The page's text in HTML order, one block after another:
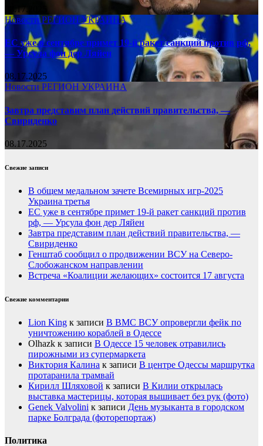
08.17.2025
НовостиРЕГИОНУКРАИНА
ЕС уже в сентябре примет 19-й ракет санкций против рф,
— Урсула фон дер Ляйен
08.17.2025
Новости РЕГИОН УКРАИНА
Завтра представим план действий правительства, —
Свириденко
08.17.2025
Свежие записи
В общем медальном зачете Всемирных игр-2025
Украина третья
ЕС уже в сентябре примет 19-й ракет санкций против
рф, — Урсула фон дер Ляйен
Завтра представим план действий правительства, —
Свириденко
Генштаб сообщил о продвижении ВСУ на Северо-
Слобожанском направлении
Встреча «Коалиции желающих» состоится 17 августа
Свежие комментарии
Lion King к записи В ВМС ВСУ опровергли фейк по
уничтожению кораблей в Одессе
Olhazk к записи В Одессе 15 человек отравились
пирожными из супермаркета
Виктория Калина к записи В центре Одессы маршрутка
протаранила трамвай
Кирилл Шляховой к записи В Килии открылась
выставка мастерицы, которая вышивает без рук (фото)
Genek Valvolini к записи День музыканта в городском
парке Болграда (фоторепортаж)
Политика